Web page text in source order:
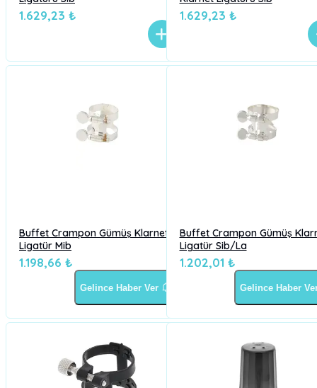
1.629,23 ₺ 1.629,23 ₺
Buffet Crampon Gümüş Klarnet
Ligatür Mib
1.198,66 ₺
Gelince Haber Ver
Buffet Crampon Gümüş
Ligatür Sib/La
1.202,01 ₺
Gelince Haber